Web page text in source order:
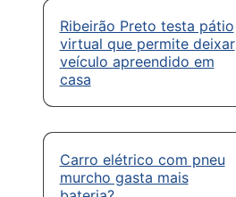
Ribeirão Preto testa pátio
virtual que permite deixar
veículo apreendido em
casa
Carro elétrico com pneu
murcho gasta mais